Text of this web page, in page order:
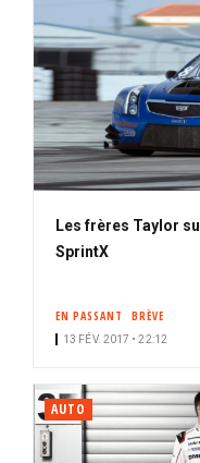
Les frères Taylor
SprintX
EN PASSANT BRÈVE
13 FÉV. 2017 • 22:12
AUTO